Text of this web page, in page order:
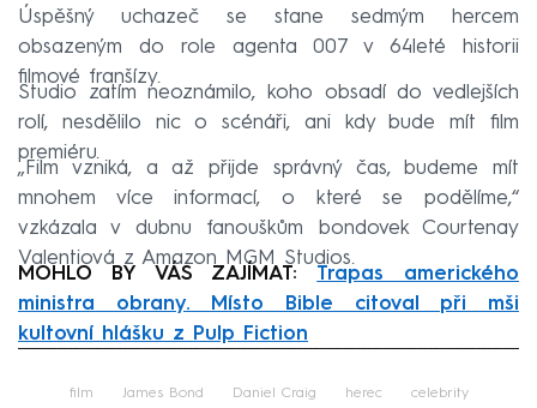
Úspěšný uchazeč se stane sedmým hercem
obsazeným do role agenta 007 v 64leté historii
filmové franšízy.
Studio zatím neoznámilo, koho obsadí do vedlejších
rolí, nesdělilo nic o scénáři, ani kdy bude mít film
premiéru.
„Film vzniká, a až přijde správný čas, budeme mít
mnohem více informací, o které se podělíme,“
vzkázala v dubnu fanouškům bondovek Courtenay
Valentiová z Amazon MGM Studios.
MOHLO BY VÁS ZAJÍMAT: Trapas amerického
ministra obrany. Místo Bible citoval při mši
kultovní hlášku z Pulp Fiction
film James Bond Daniel Craig herec celebrity